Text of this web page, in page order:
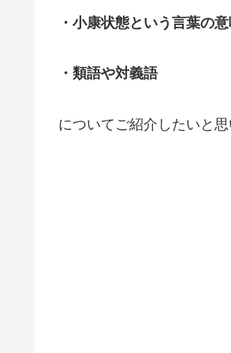
・小康状態という言葉の
・類語や対義語
についてご紹介したいと思